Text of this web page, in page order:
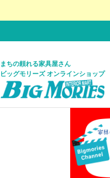
まちの頼れる家具屋さん
ビッグモリーズ オンラインショップ